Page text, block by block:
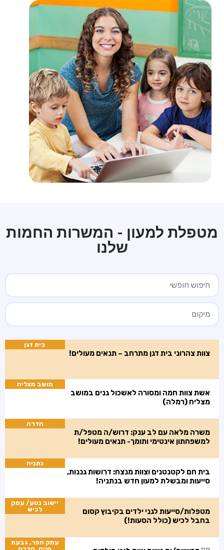
מטפלת למעון - המשרות החמות
שלנו
צוות צהרוני בית דגן מתרחב – תנאים מעולים!
בית דגן
אשת צוות חמה ומסורה לאשכול גנים במושב
מצליח (רמלה)
מושב מצליח
משרה מלאה עם לב ענק: דרוש/ה מטפל/ת
למשפחתון אינטימי ותומך- תנאים מעולים!
חדרה
בית חם לקטנטנים וצוות מנצח: דרושות גננות,
סייעות ומבשלת למעון חדש בנתניה!
נתניה
מטפלות/סייעות לגני ילדים בקיבוץ קסום
בחבל לכיש (כולל הסעות!)
יישוב נטע/ עמק
לכיש
עמק חפר, גבעת